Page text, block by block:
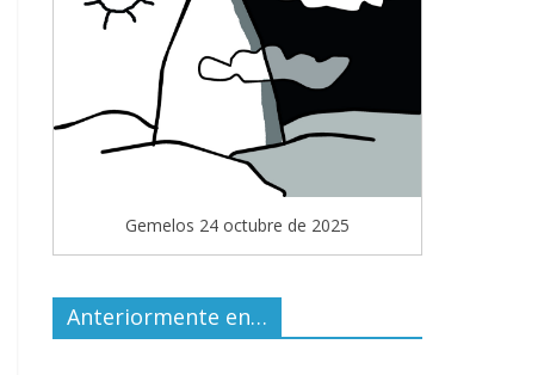
Gemelos 24 octubre de 2025
Anteriormente en…